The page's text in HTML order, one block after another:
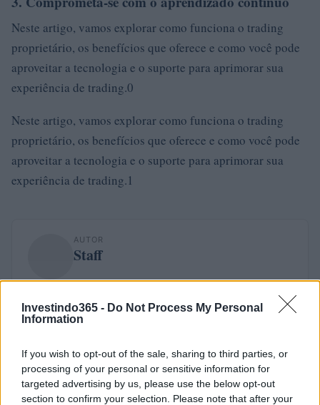
Investindo365 - Do Not Process My Personal
Information
If you wish to opt-out of the sale, sharing to third parties, or
processing of your personal or sensitive information for
targeted advertising by us, please use the below opt-out
section to confirm your selection. Please note that after your
Neste artigo, vamos explorar como funciona o trading
proprietário, os benefícios que oferece e como você pode
aproveitar a tecnologia e o suporte para aprimorar sua
experiência de trading.0
Neste artigo, vamos explorar como funciona o trading
proprietário, os benefícios que oferece e como você pode
aproveitar a tecnologia e o suporte para aprimorar sua
experiência de trading.1
AUTOR
Staff